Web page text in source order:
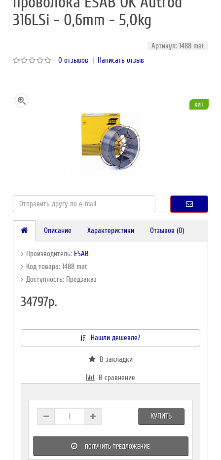
316LSi - 0,6mm - 5,0kg
Артикул: 1488 mat
0 отзывов | Написать отзыв
хит
Описание Характеристики Отзывов (0)
Производитель: ESAB
Код товара: 1488 mat
Доступность: Предзаказ
34797р.
Нашли дешевле?
В закладки
В сравнение
КУПИТЬ
ПОЛУЧИТЬ ПРЕДЛОЖЕНИЕ